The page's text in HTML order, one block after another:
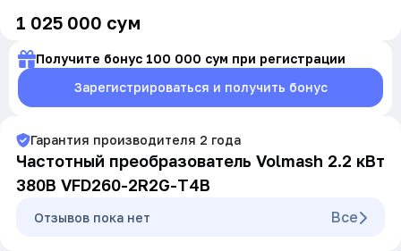
1 025 000 сум
Получите бонус 100 000 сум при регистрации
Зарегистрироваться и получить бонус
Гарантия производителя 2 года
Частотный преобразователь Volmash 2.2 кВт
380В VFD260-2R2G-T4B
Oтзывов пока нет Все